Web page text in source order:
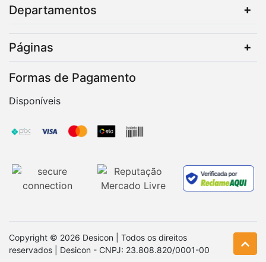
Departamentos
Páginas
Formas de Pagamento
Disponíveis
Copyright © 2026 Desicon | Todos os direitos
reservados | Desicon - CNPJ: 23.808.820/0001-00